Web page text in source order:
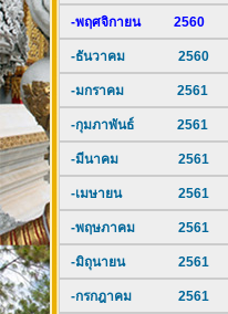
-พฤศจิกายน 2560
-ธันวาคม 2560
-มกราคม 2561
-กุมภาพันธ์ 2561
-มีนาคม 2561
-เมษายน 2561
-พฤษภาคม 2561
-มิถุนายน 2561
-กรกฎาคม 2561